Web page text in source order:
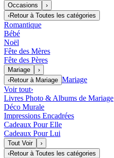
Occasions
›
‹Retour à Toutes les catégories
Romantique
Bébé
Noël
Fête des Mères
Fête des Pères
Mariage
›
‹Retour à Mariage Mariage
Voir tout›
Livres Photo & Albums de Mariage
Déco Murale
Impressions Encadrées
Cadeaux Pour Elle
Cadeaux Pour Lui
Tout Voir
›
‹Retour à Toutes les catégories